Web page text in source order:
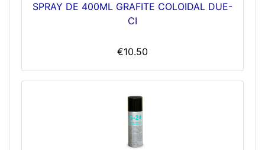
SPRAY DE 400ML GRAFITE COLOIDAL DUE-
CI
€10.50